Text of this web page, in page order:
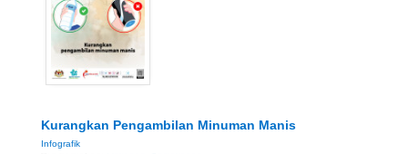
Kurangkan Pengambilan Minuman Manis
Infografik